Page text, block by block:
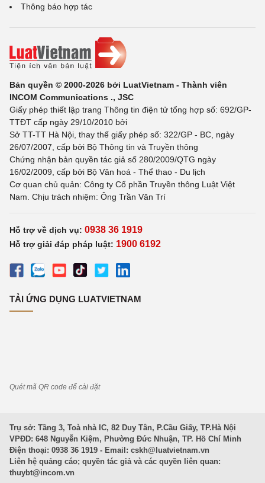
Thông báo hợp tác
Bản quyền © 2000-2026 bởi LuatVietnam - Thành viên
INCOM Communications ., JSC
Giấy phép thiết lập trang Thông tin điện tử tổng hợp số: 692/GP-
TTĐT cấp ngày 29/10/2010 bởi
Sở TT-TT Hà Nội, thay thế giấy phép số: 322/GP - BC, ngày
26/07/2007, cấp bởi Bộ Thông tin và Truyền thông
Chứng nhận bản quyền tác giả số 280/2009/QTG ngày
16/02/2009, cấp bởi Bộ Văn hoá - Thể thao - Du lịch
Cơ quan chủ quản: Công ty Cổ phần Truyền thông Luật Việt
Nam. Chịu trách nhiệm: Ông Trần Văn Trí
Hỗ trợ về dịch vụ: 0938 36 1919
Hỗ trợ giải đáp pháp luật: 1900 6192
TẢI ỨNG DỤNG LUATVIETNAM
Quét mã QR code để cài đặt
Trụ sở: Tầng 3, Toà nhà IC, 82 Duy Tân, P.Cầu Giấy, TP.Hà Nội
VPĐD: 648 Nguyễn Kiệm, Phường Đức Nhuận, TP. Hồ Chí Minh
Điện thoại: 0938 36 1919 - Email: cskh@luatvietnam.vn
Liên hệ quảng cáo; quyền tác giả và các quyền liên quan:
thuybt@incom.vn